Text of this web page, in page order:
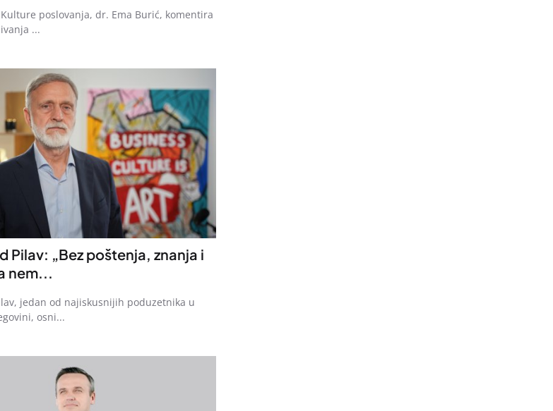
poslovanja, dr. Ema Burić, komentira
...
Pilav: „Bez poštenja, znanja i
nem...
jedan od najiskusnijih poduzetnika u
osni...